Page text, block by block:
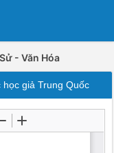
- Văn Hóa
giả Trung Quốc